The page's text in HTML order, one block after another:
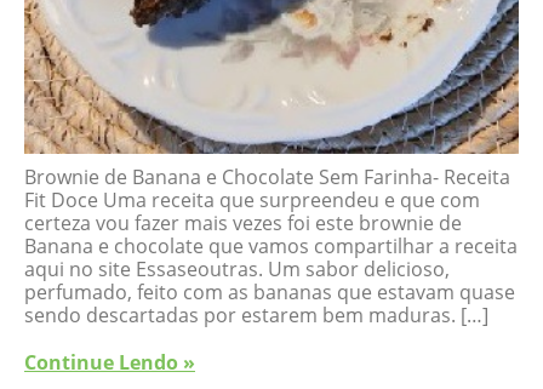
Brownie de Banana e Chocolate Sem Farinha- Receita
Fit Doce Uma receita que surpreendeu e que com
certeza vou fazer mais vezes foi este brownie de
Banana e chocolate que vamos compartilhar a receita
aqui no site Essaseoutras. Um sabor delicioso,
perfumado, feito com as bananas que estavam quase
sendo descartadas por estarem bem maduras. […]
Continue Lendo »